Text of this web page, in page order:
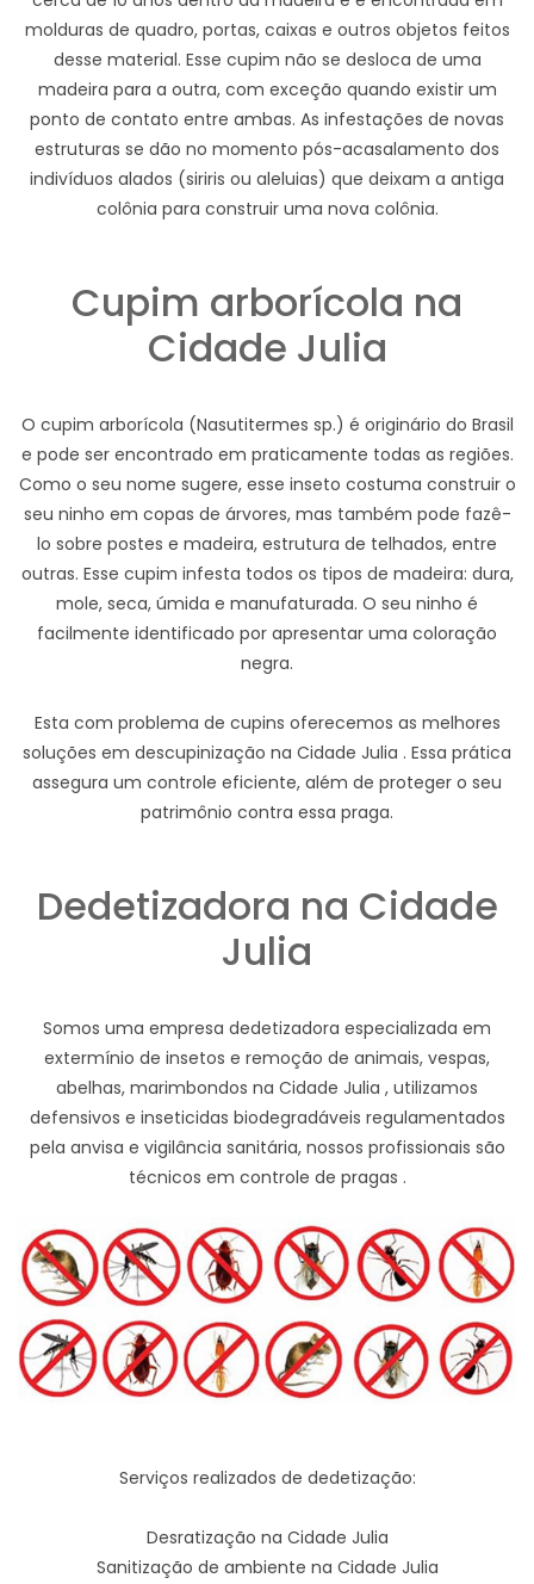
molduras de quadro, portas, caixas e outros objetos feitos
desse material. Esse cupim não se desloca de uma
madeira para a outra, com exceção quando existir um
ponto de contato entre ambas. As infestações de novas
estruturas se dão no momento pós-acasalamento dos
indivíduos alados (siriris ou aleluias) que deixam a antiga
colônia para construir uma nova colônia.
Cupim arborícola na
Cidade Julia
O cupim arborícola (Nasutitermes sp.) é originário do Brasil
e pode ser encontrado em praticamente todas as regiões.
Como o seu nome sugere, esse inseto costuma construir o
seu ninho em copas de árvores, mas também pode fazê-
lo sobre postes e madeira, estrutura de telhados, entre
outras. Esse cupim infesta todos os tipos de madeira: dura,
mole, seca, úmida e manufaturada. O seu ninho é
facilmente identificado por apresentar uma coloração
negra.
Esta com problema de cupins oferecemos as melhores
soluções em descupinização na Cidade Julia . Essa prática
assegura um controle eficiente, além de proteger o seu
patrimônio contra essa praga.
Dedetizadora na Cidade
Julia
Somos uma empresa dedetizadora especializada em
extermínio de insetos e remoção de animais, vespas,
abelhas, marimbondos na Cidade Julia , utilizamos
defensivos e inseticidas biodegradáveis regulamentados
pela anvisa e vigilância sanitária, nossos profissionais são
técnicos em controle de pragas .
Serviços realizados de dedetização:
Desratização na Cidade Julia
Sanitização de ambiente na Cidade Julia